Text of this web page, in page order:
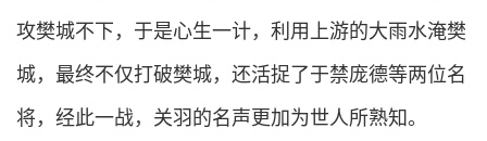
攻樊城不下，于是心生一计，利用上游的大雨水淹樊
城，最终不仅打破樊城，还活捉了于禁庞德等两位名
将，经此一战，关羽的名声更加为世人所熟知。